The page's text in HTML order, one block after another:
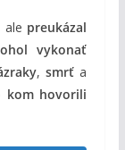
ale preukázal
vykonať
,smrť a
kom hovorili